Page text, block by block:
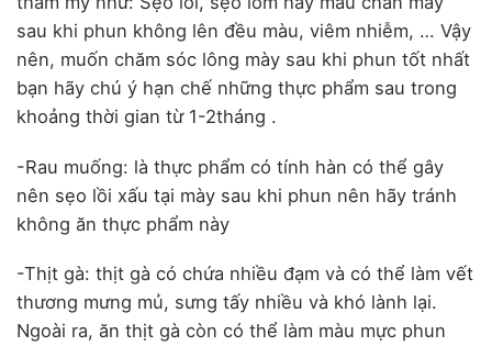
sau khi phun không lên đều màu, viêm nhiễm, … Vậy
nên, muốn chăm sóc lông mày sau khi phun tốt nhất
bạn hãy chú ý hạn chế những thực phẩm sau trong
khoảng thời gian từ 1-2tháng .
-Rau muống: là thực phẩm có tính hàn có thể gây
nên sẹo lồi xấu tại mày sau khi phun nên hãy tránh
không ăn thực phẩm này
-Thịt gà: thịt gà có chứa nhiều đạm và có thể làm vết
thương mưng mủ, sưng tấy nhiều và khó lành lại.
Ngoài ra, ăn thịt gà còn có thể làm màu mực phun